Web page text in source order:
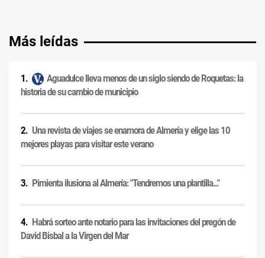
Más leídas
Aguadulce lleva menos de un siglo siendo de Roquetas: la
historia de su cambio de municipio
Una revista de viajes se enamora de Almería y elige las 10
mejores playas para visitar este verano
Pimienta ilusiona al Almería: "Tendremos una plantilla..."
Habrá sorteo ante notario para las invitaciones del pregón de
David Bisbal a la Virgen del Mar